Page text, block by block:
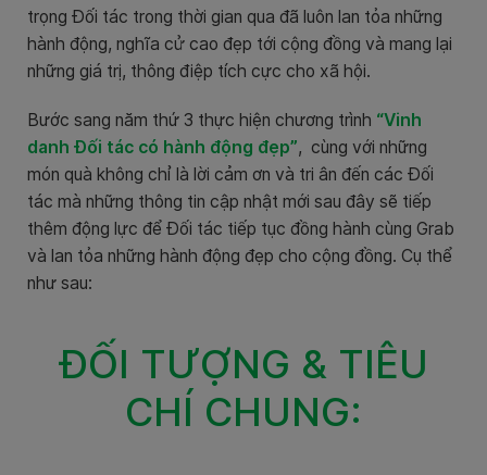
trọng Đối tác trong thời gian qua đã luôn lan tỏa những
hành động, nghĩa cử cao đẹp tới cộng đồng và mang lại
những giá trị, thông điệp tích cực cho xã hội.
Bước sang năm thứ 3 thực hiện chương trình “Vinh
danh Đối tác có hành động đẹp”, cùng với những
món quà không chỉ là lời cảm ơn và tri ân đến các Đối
tác mà những thông tin cập nhật mới sau đây sẽ tiếp
thêm động lực để Đối tác tiếp tục đồng hành cùng Grab
và lan tỏa những hành động đẹp cho cộng đồng. Cụ thể
như sau:
ĐỐI TƯỢNG & TIÊU
CHÍ CHUNG: